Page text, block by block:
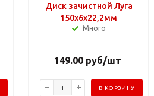
Диск зачистной Луга
150х6х22,2мм
Много
149.00руб/шт
В КОРЗИНУ